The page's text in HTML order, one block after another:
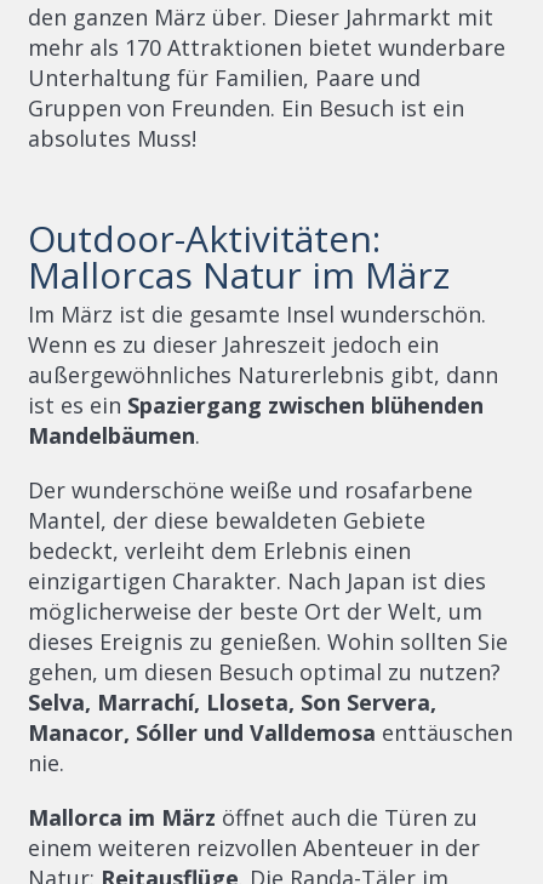
den ganzen März über. Dieser Jahrmarkt mit
mehr als 170 Attraktionen bietet wunderbare
Unterhaltung für Familien, Paare und
Gruppen von Freunden. Ein Besuch ist ein
absolutes Muss!
Outdoor-Aktivitäten:
Mallorcas Natur im März
Im März ist die gesamte Insel wunderschön.
Wenn es zu dieser Jahreszeit jedoch ein
außergewöhnliches Naturerlebnis gibt, dann
ist es ein Spaziergang zwischen blühenden
Mandelbäumen.
Der wunderschöne weiße und rosafarbene
Mantel, der diese bewaldeten Gebiete
bedeckt, verleiht dem Erlebnis einen
einzigartigen Charakter. Nach Japan ist dies
möglicherweise der beste Ort der Welt, um
dieses Ereignis zu genießen. Wohin sollten Sie
gehen, um diesen Besuch optimal zu nutzen?
Selva, Marrachí, Lloseta, Son Servera,
Manacor, Sóller und Valldemosa enttäuschen
nie.
Mallorca im März öffnet auch die Türen zu
einem weiteren reizvollen Abenteuer in der